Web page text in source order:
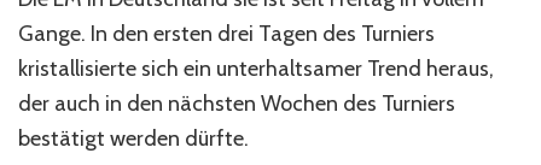
nach
EM
Gange. In den ersten drei Tagen des Turniers
kristallisierte sich ein unterhaltsamer Trend heraus,
der auch in den nächsten Wochen des Turniers
bestätigt werden dürfte.